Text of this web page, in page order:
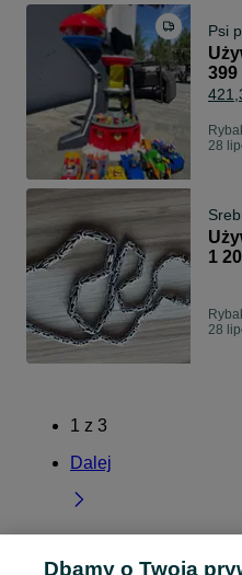
Psi
399
28
1
28
1 z 3
Dalej
Dbamy o Twoją